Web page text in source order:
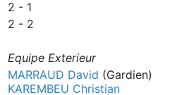
2 - 1
2 - 2
Equipe Exterieur
MARRAUD David (Gardien)
KAREMBEU Christian